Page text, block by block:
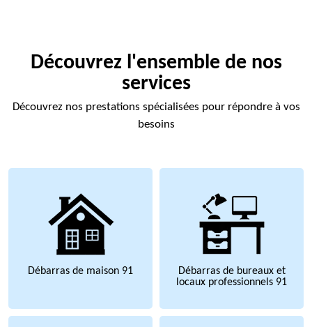
Découvrez l'ensemble de nos
services
Découvrez nos prestations spécialisées pour répondre à vos
besoins
Débarras de maison 91
Débarras de bureaux et
locaux professionnels 91